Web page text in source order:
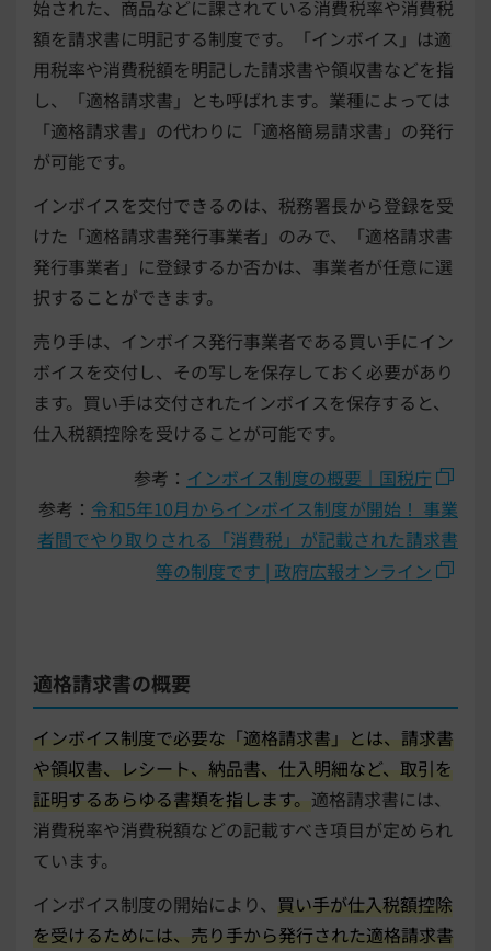
始された、商品などに課されている消費税率や消費税
額を請求書に明記する制度です。「インボイス」は適
用税率や消費税額を明記した請求書や領収書などを指
し、「適格請求書」とも呼ばれます。業種によっては
「適格請求書」の代わりに「適格簡易請求書」の発行
が可能です。
インボイスを交付できるのは、税務署長から登録を受
けた「適格請求書発行事業者」のみで、「適格請求書
発行事業者」に登録するか否かは、事業者が任意に選
択することができます。
売り手は、インボイス発行事業者である買い手にイン
ボイスを交付し、その写しを保存しておく必要があり
ます。買い手は交付されたインボイスを保存すると、
仕入税額控除を受けることが可能です。
参考： インボイス制度の概要｜国税庁
参考： 令和5年10月からインボイス制度が開始！ 事業
者間でやり取りされる「消費税」が記載された請求書
等の制度です | 政府広報オンライン
適格請求書の概要
インボイス制度で必要な「適格請求書」とは、請求書
や領収書、レシート、納品書、仕入明細など、取引を
証明するあらゆる書類を指します。 適格請求書には、
消費税率や消費税額などの記載すべき項目が定められ
ています。
インボイス制度の開始により、 買い手が仕入税額控除
を受けるためには、売り手から発行された適格請求書